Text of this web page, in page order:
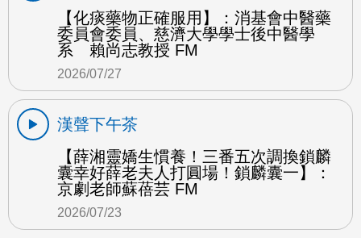
【化痰藥物正確服用】：消基會中醫藥
委員會委員、慈濟大學學士後中醫學
系 賴尚志教授 FM
2026/07/27
漢聲下午茶
【薛湘靈嬌生慣養！三番五次調換鎖麟
囊幸好薛老夫人打圓場！鎖麟囊一】：
京劇老師蘇蓓芸 FM
2026/07/23